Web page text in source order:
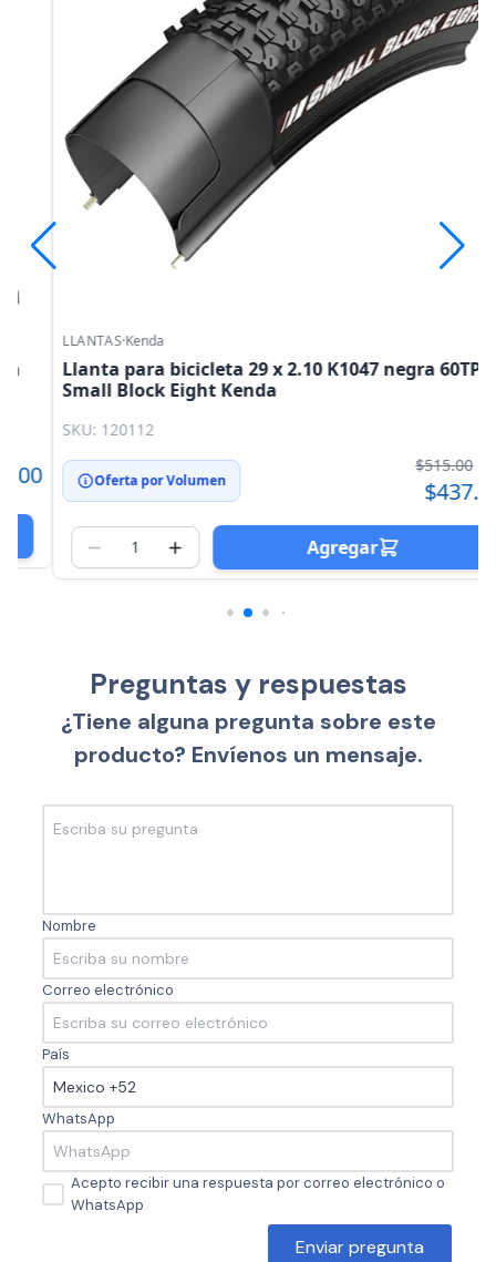
LLANTAS·Kenda
Llanta para bicicleta 29 x 2.10 K1047 negra 60TPI
Small Block Eight Kenda
SKU: 120112
Oferta por Volumen
$515.00
$437.75
Agregar
Preguntas y respuestas
¿Tiene alguna pregunta sobre este
producto? Envíenos un mensaje.
Nombre
Correo electrónico
País
WhatsApp
Acepto recibir una respuesta por correo electrónico o
WhatsApp
Enviar pregunta